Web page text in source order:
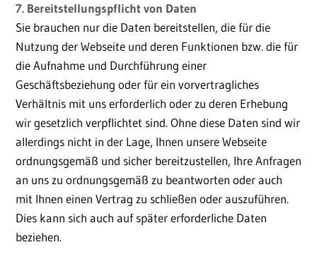
7. Bereitstellungspflicht von Daten
Sie brauchen nur die Daten bereitstellen, die für die
Nutzung der Webseite und deren Funktionen bzw. die für
die Aufnahme und Durchführung einer
Geschäftsbeziehung oder für ein vorvertragliches
Verhältnis mit uns erforderlich oder zu deren Erhebung
wir gesetzlich verpflichtet sind. Ohne diese Daten sind wir
allerdings nicht in der Lage, Ihnen unsere Webseite
ordnungsgemäß und sicher bereitzustellen, Ihre Anfragen
an uns zu ordnungsgemäß zu beantworten oder auch
mit Ihnen einen Vertrag zu schließen oder auszuführen.
Dies kann sich auch auf später erforderliche Daten
beziehen.